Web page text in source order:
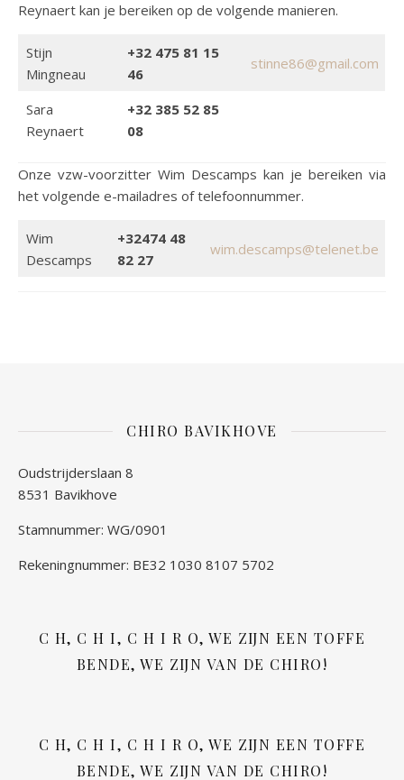
Reynaert kan je bereiken op de volgende manieren.
Stijn
Mingneau
+32 475 81 15
46
stinne86@gmail.com
Sara
Reynaert
+32 385 52 85
08
Onze vzw-voorzitter Wim Descamps kan je bereiken via
het volgende e-mailadres of telefoonnummer.
Wim
Descamps
+32474 48
82 27
wim.descamps@telenet.be
CHIRO BAVIKHOVE
Oudstrijderslaan 8
8531 Bavikhove
Stamnummer: WG/0901
Rekeningnummer: BE32 1030 8107 5702
C H, C H I, C H I R O, WE ZIJN EEN TOFFE
BENDE, WE ZIJN VAN DE CHIRO!
C H, C H I, C H I R O, WE ZIJN EEN TOFFE
BENDE, WE ZIJN VAN DE CHIRO!